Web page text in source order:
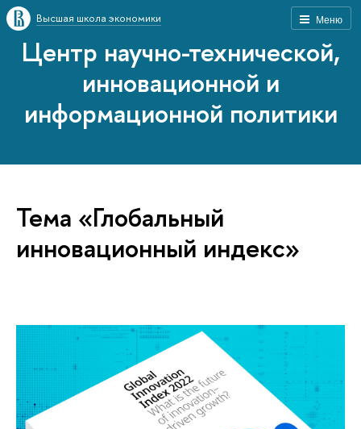
Меню
Высшая школа экономики
Центр научно-технической,
инновационной и
информационной политики
Тема «Глобальный
инновационный индекс»